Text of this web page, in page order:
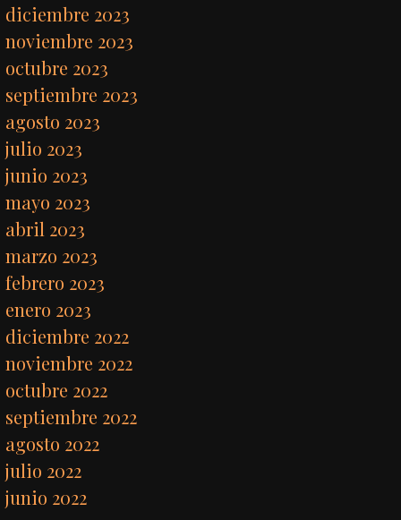
diciembre 2023
noviembre 2023
octubre 2023
septiembre 2023
agosto 2023
julio 2023
junio 2023
mayo 2023
abril 2023
marzo 2023
febrero 2023
enero 2023
diciembre 2022
noviembre 2022
octubre 2022
septiembre 2022
agosto 2022
julio 2022
junio 2022